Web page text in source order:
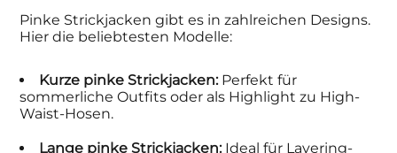
Pinke Strickjacken gibt es in zahlreichen Designs.
Hier die beliebtesten Modelle:
Kurze pinke Strickjacken:Perfekt für
sommerliche Outfits oder als Highlight zu High-
Waist-Hosen.
Lange pinke Strickjacken:Ideal für Layering-